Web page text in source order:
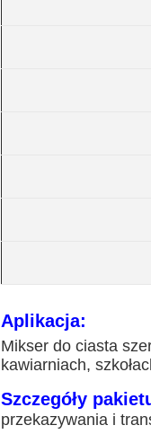
Aplikacja:
Mikser do ciasta
kawiarniach,
Szczegóły
przekazywania i